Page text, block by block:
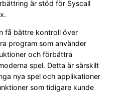
är stöd för Syscall
få bättre kontroll över
program som använder
och förbättra
spel. Detta är särskilt
nya spel och applikationer
som tidigare kunde